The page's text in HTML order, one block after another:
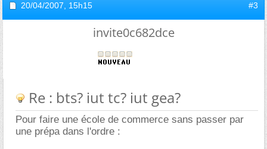
20/04/2007, 15h15 #3
invite0c682dce
Re : bts? iut tc? iut gea?
Pour faire une école de commerce sans passer par
une prépa dans l'ordre :